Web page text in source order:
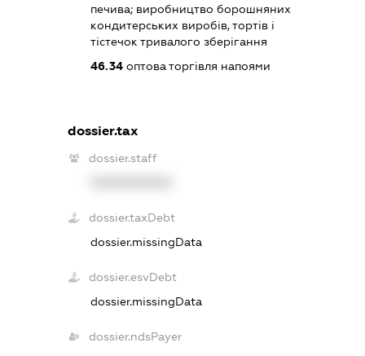
печива; виробництво борошняних
кондитерських виробів, тортів і
тістечок тривалого зберігання
46.34 оптова торгівля напоями
dossier.tax
dossier.staff
dossier.taxDebt
dossier.missingData
dossier.esvDebt
dossier.missingData
dossier.ndsPayer